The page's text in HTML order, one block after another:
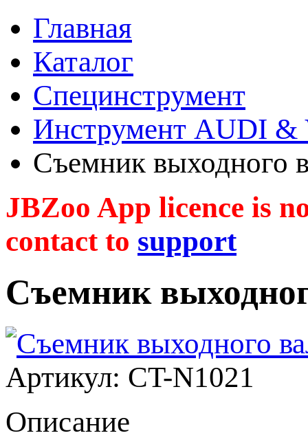
Главная
Каталог
Специнструмент
Инструмент AUDI &
Съемник выходного
JBZoo App licence is
contact to support
Съемник
Артикул: CT-N1021
Описание